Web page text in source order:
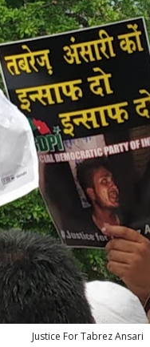
Justice For Tabrez Ansari